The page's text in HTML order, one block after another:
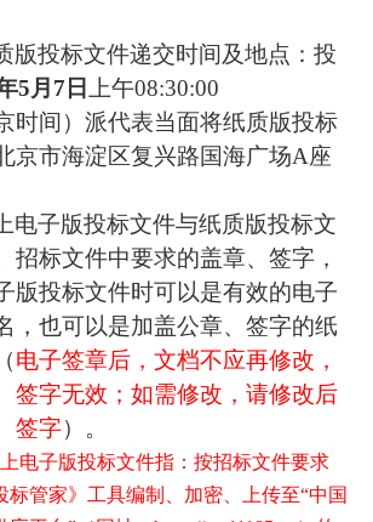
版投标文件递交时间及地点：投
5月7日上午08:30:00
时间）派代表当面将纸质版投标
京市海淀区复兴路国海广场A座
电子版投标文件与纸质版投标文
招标文件中要求的盖章、签字，
版投标文件时可以是有效的电子
，也可以是加盖公章、签字的纸
电子签章后，文档不应再修改，
签字无效；如需修改，请修改后
签字）。
上电子版投标文件指：按招标文件要求
标管家》工具编制、加密、上传至“中国